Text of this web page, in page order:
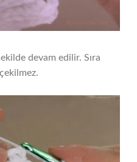
devam edilir. Sıra